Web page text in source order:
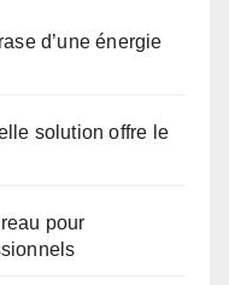
d’une énergie
solution offre le
pour